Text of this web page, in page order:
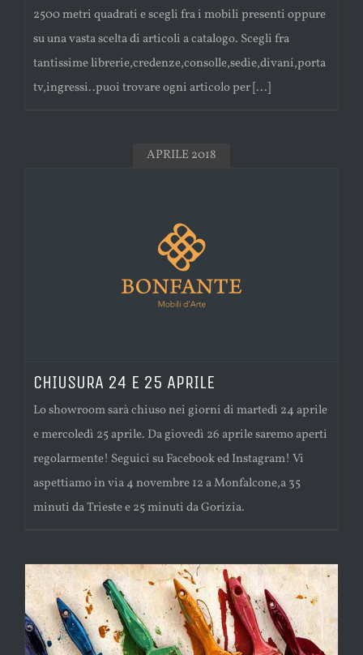
2500 metri quadrati e scegli fra i mobili presenti oppure
su una vasta scelta di articoli a catalogo. Scegli fra
tantissime librerie,credenze,consolle,sedie,divani,porta
tv,ingressi..puoi trovare ogni articolo per [...]
APRILE 2018
CHIUSURA 24 E 25 APRILE
Lo showroom sarà chiuso nei giorni di martedì 24 aprile
e mercoledì 25 aprile. Da giovedì 26 aprile saremo aperti
regolarmente! Seguici su Facebook ed Instagram! Vi
aspettiamo in via 4 novembre 12 a Monfalcone,a 35
minuti da Trieste e 25 minuti da Gorizia.